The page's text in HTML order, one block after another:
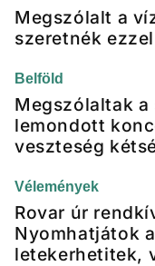
Megszólalt a
szeretnék
Belföld
Megszólaltak a
lemondott
veszteség
Vélemények
Rovar úr
Nyomhatjátok
letekerhetitek,